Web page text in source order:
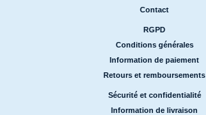
Contact
RGPD
Conditions générales
Information de paiement
Retours et remboursements
Sécurité et confidentialité
Information de livraison